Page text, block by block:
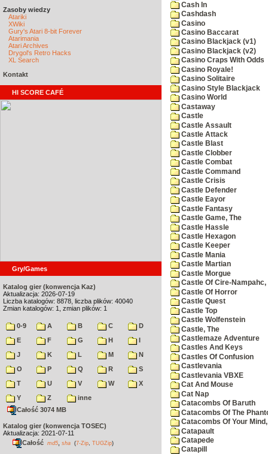
Zasoby wiedzy
Atariki
XWiki
Gury's Atari 8-bit Forever
Atarimania
Atari Archives
Drygol's Retro Hacks
XL Search
Kontakt
HI SCORE CAFÉ
Gry/Games
Katalog gier (konwencja Kaz)
Aktualizacja: 2026-07-19
Liczba katalogów: 8878, liczba plików: 40040
Zmian katalogów: 1, zmian plików: 1
0-9 A B C
D
E
F G H
I
J
K L M
N
O
P Q R
S
T
U V W
X
Y
Z
inne
Całość 3074 MB
Katalog gier (konwencja TOSEC)
Aktualizacja: 2021-07-11
Całość md5 sha (7-Zip TUGZip)
Cash In
Cashdash
Casino
Casino Baccarat
Casino Blackjack (v1)
Casino Blackjack (v2)
Casino Craps With Odds
Casino Royale!
Casino Solitaire
Casino Style Blackjack
Casino World
Castaway
Castle
Castle Assault
Castle Attack
Castle Blast
Castle Clobber
Castle Combat
Castle Command
Castle Crisis
Castle Defender
Castle Eayor
Castle Fantasy
Castle Game, The
Castle Hassle
Castle Hexagon
Castle Keeper
Castle Mania
Castle Martian
Castle Morgue
Castle Of Cire-Nampahc,
Castle Of Horror
Castle Quest
Castle Top
Castle Wolfenstein
Castle, The
Castlemaze Adventure
Castles And Keys
Castles Of Confusion
Castlevania
Castlevania VBXE
Cat And Mouse
Cat Nap
Catacombs Of Baruth
Catacombs Of The
Catacombs Of Your
Catapault
Catapede
Catapill